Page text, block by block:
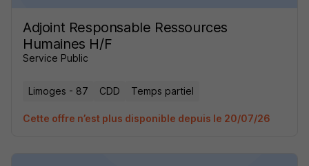
Adjoint Responsable Ressources
Humaines H/F
Service Public
Limoges - 87 CDD Temps partiel
Cette offre n’est plus disponible depuis le 20/07/26